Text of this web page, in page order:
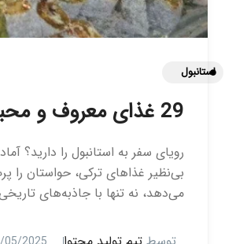
استانبول
29 غذای معروف و محبوب استانبول
رویای سفر به استانبول را دارید؟
بی‌نظیر غذاهای ترکی، حواستان را
می‌دهد، نه تنها با جاذبه‌های